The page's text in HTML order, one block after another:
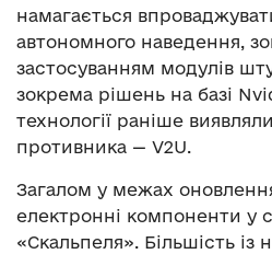
намагається
автономного наведення,
застосуванням модулів
зокрема рішень на базі
технології раніше
противника — V2U.
Загалом у межах
електронні компоненти у
«Скальпеля». Більшість